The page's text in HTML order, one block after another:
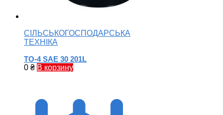
СІЛЬСЬКОГОСПОДАРСЬКА
ТЕХНІКА
TO-4 SAE 30 201L
0 ₴ В корзину